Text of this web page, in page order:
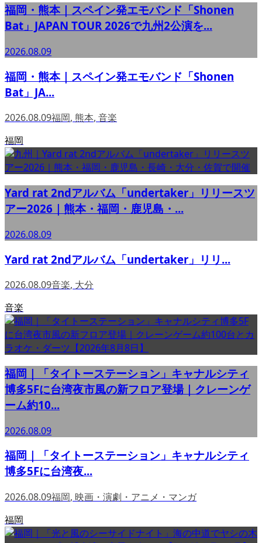
福岡・熊本｜スペイン発エモバンド「Shonen
Bat」JAPAN TOUR 2026で九州2公演を...
2026.08.09
福岡・熊本｜スペイン発エモバンド「Shonen
Bat」JA...
2026.08.09福岡, 熊本, 音楽
福岡
Yard rat 2ndアルバム「undertaker」リリースツ
アー2026｜熊本・福岡・鹿児島・...
2026.08.09
Yard rat 2ndアルバム「undertaker」リリ...
2026.08.09音楽, 大分
音楽
福岡｜「タイトーステーション」キャナルシティ
博多5Fに台湾夜市風の新フロア登場｜クレーンゲ
ーム約10...
2026.08.09
福岡｜「タイトーステーション」キャナルシティ
博多5Fに台湾夜...
2026.08.09福岡, 映画・演劇・アニメ・マンガ
福岡